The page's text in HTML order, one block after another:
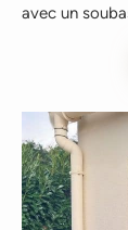
avec un